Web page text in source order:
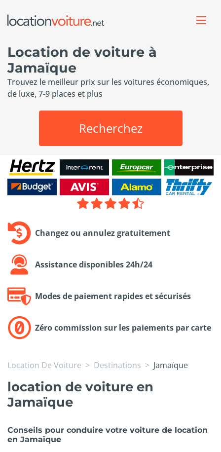
Location de voiture à
Jamaïque
Trouvez le meilleur prix sur les voitures économiques,
de luxe, 7-9 places et plus
Recherchez
Changez ou annulez gratuitement
Assistance disponibles 24h/24
Modes de paiement rapides et sécurisés
Zéro commission sur les paiements par carte
Location De Voiture Destinations Jamaïque
location de voiture en
Jamaïque
Conseils pour conduire votre voiture de location
en Jamaïque